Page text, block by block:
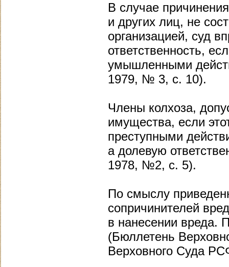
В случае
и других лиц, не
организацией, суд
ответственность,
умышленными
1979, № 3, с. 10).
Члены колхоза,
имущества, если
преступными
а долевую
1978, №2, с. 5).
По смыслу
сопричинителей
в нанесении вреда.
(Бюллетень
Верховного Суда